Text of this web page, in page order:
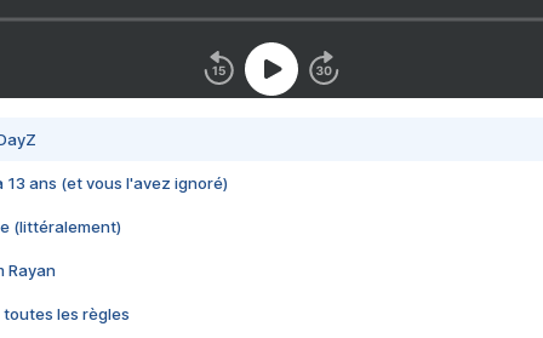
13 ans (et vous l'avez ignoré)
(littéralement)
Rayan
toutes les règles